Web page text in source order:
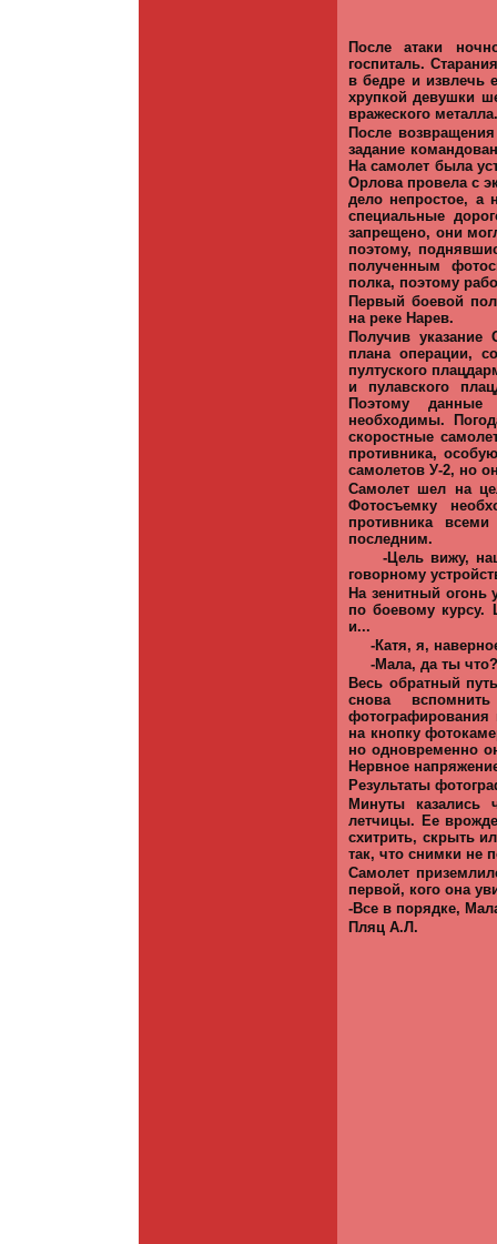
После атаки
госпиталь.
в бедре и извлечь
хрупкой девушки
вражеского металла.
После
задание
На самолет была
Орлова провела с
дело непростое, а
специальные
запрещено, они
поэтому,
полученным
полка, поэтому
Первый боевой
на реке Нарев.
Получив указание
плана операции,
пултуского
и пулавского
Поэтому
необходимы.
скоростные
противника,
самолетов У-2, но
Самолет шел на
Фотосъемку
противника
последним.
-Цель вижу,
говорному
На зенитный
по боевому
и...
-Катя, я,
-Мала, да ты
Весь обратный
снова
на кнопку
но одновременно
Нервное
Результаты
Минуты казались
летчицы. Ее
схитрить, скрыть
так, что снимки не
Самолет
первой, кого она
-Все в порядке,
Пляц А.Л.